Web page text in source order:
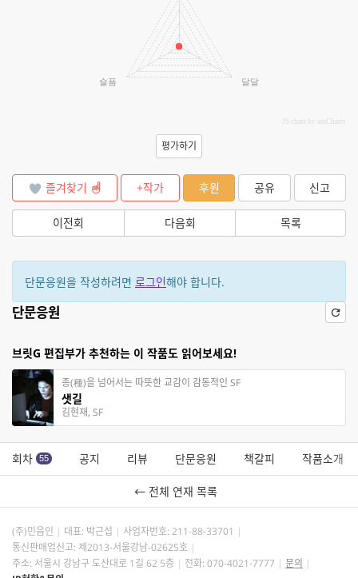
달달
슬픔
JS chart by amCharts
평가하기
즐겨찾기 +작가 후원 공유 신고
이전회 다음회 목록
단문응원을 작성하려면 로그인해야 합니다.
단문응원
브릿G 편집부가 추천하는 이 작품도 읽어보세요!
종(種)을 넘어서는 따뜻한 교감이 감동적인 SF
샛길
김현재, SF
회차 55 공지 리뷰 단문응원 책갈피 작품소개
← 전체 연재 목록
(주)민음인 대표: 박근섭 사업자번호: 211-88-33701
통신판매업신고: 제2013-서울강남-02625호
주소: 서울시 강남구 도산대로 1길 62 5층
전화: 070-4021-7777
문의